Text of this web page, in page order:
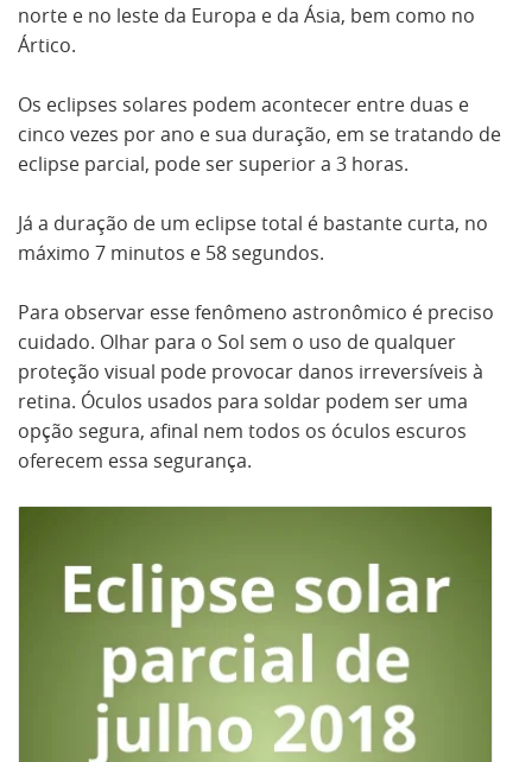
norte e no leste da Europa e da Ásia, bem como no
Ártico.
Os eclipses solares podem acontecer entre duas e
cinco vezes por ano e sua duração, em se tratando de
eclipse parcial, pode ser superior a 3 horas.
Já a duração de um eclipse total é bastante curta, no
máximo 7 minutos e 58 segundos.
Para observar esse fenômeno astronômico é preciso
cuidado. Olhar para o Sol sem o uso de qualquer
proteção visual pode provocar danos irreversíveis à
retina. Óculos usados para soldar podem ser uma
opção segura, afinal nem todos os óculos escuros
oferecem essa segurança.